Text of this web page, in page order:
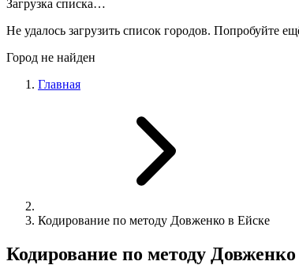
Загрузка списка…
Не удалось загрузить список городов. Попробуйте
Город не найден
Главная
Кодирование по методу Довженко в Ейске
Кодирование по методу